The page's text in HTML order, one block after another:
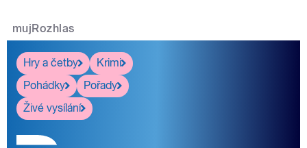
mujRozhlas
Hry a četby
Krimi
Pohádky
Pořady
Živé vysílání